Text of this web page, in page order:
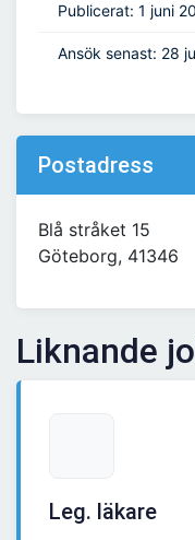
Publicerat: 1 juni
Ansök senast: 28
Postadress
Blå stråket 15
Göteborg, 41346
Liknande
Leg. läkare